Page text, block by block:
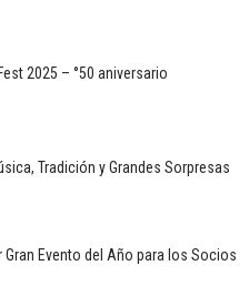
2025 – °50 aniversario
Tradición y Grandes Sorpresas
Gran Evento del Año para los Socios